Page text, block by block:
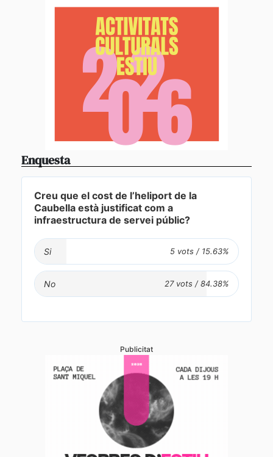
Enquesta
Creu que el cost de l’heliport de la
Caubella està justificat com a
infraestructura de servei públic?
Si
No
Publicitat